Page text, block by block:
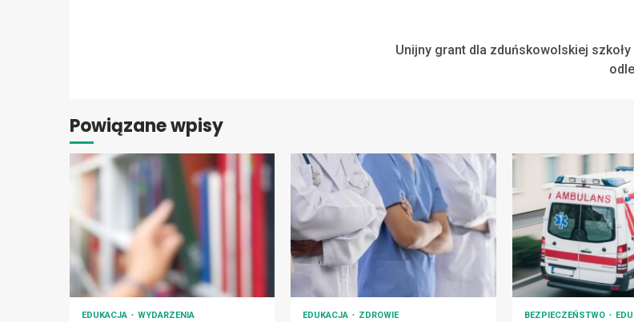
Unijny grant dla zduńskowolskiej
Powiązane wpisy
EDUKACJA WYDARZENIA EDUKACJA ZDROWIE BEZPIECZEŃSTWO